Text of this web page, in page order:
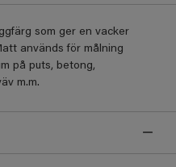
som ger en vacker
används för målning
på puts, betong,
m.m.